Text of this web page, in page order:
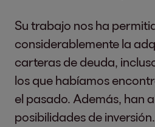
Su trabajo nos ha
considerablemente la
carteras de deuda,
los que habíamos
el pasado. Además, han
posibilidades de